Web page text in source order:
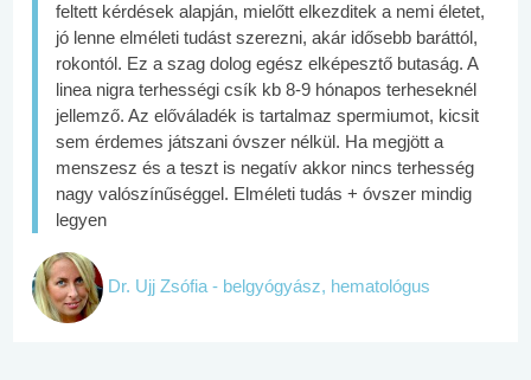
feltett kérdések alapján, mielőtt elkezditek a nemi életet,
jó lenne elméleti tudást szerezni, akár idősebb baráttól,
rokontól. Ez a szag dolog egész elképesztő butaság. A
linea nigra terhességi csík kb 8-9 hónapos terheseknél
jellemző. Az előváladék is tartalmaz spermiumot, kicsit
sem érdemes játszani óvszer nélkül. Ha megjött a
menszesz és a teszt is negatív akkor nincs terhesség
nagy valószínűséggel. Elméleti tudás + óvszer mindig
legyen
Dr. Ujj Zsófia - belgyógyász, hematológus